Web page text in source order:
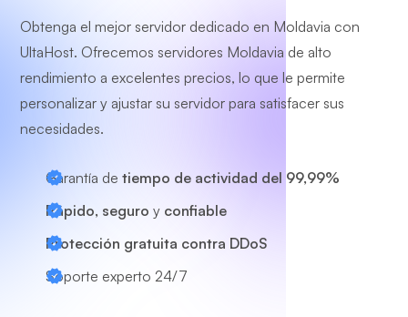
Obtenga el mejor servidor dedicado en Moldavia con
UltaHost. Ofrecemos servidores Moldavia de alto
rendimiento a excelentes precios, lo que le permite
personalizar y ajustar su servidor para satisfacer sus
necesidades.
Garantía de tiempo de actividad del 99,99%
Rápido, seguro y confiable
Protección gratuita contra DDoS
Soporte experto 24/7